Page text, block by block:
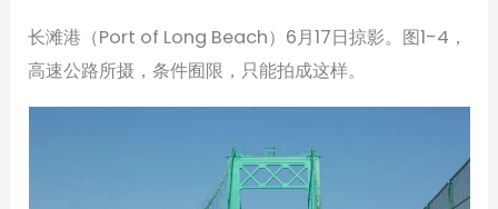
长滩港（Port of Long Beach）6月17日掠影。图1-4，
高速公路所摄，条件囿限，只能拍成这样。